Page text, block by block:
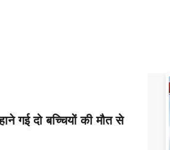
गई दो बच्चियों की मौत से